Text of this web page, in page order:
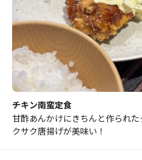
チキン南蛮定食
甘酢あんかけにきちんと作られ
クサク唐揚げが美味い！